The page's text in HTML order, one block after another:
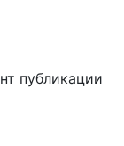
публикации